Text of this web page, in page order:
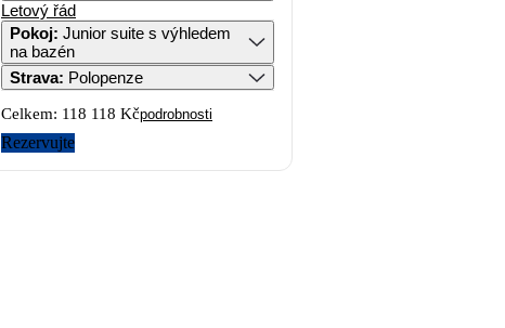
Letový řád
Pokoj: Junior suite s výhledem
na bazén
Strava: Polopenze
Celkem: 118 118 Kčpodrobnosti
Rezervujte